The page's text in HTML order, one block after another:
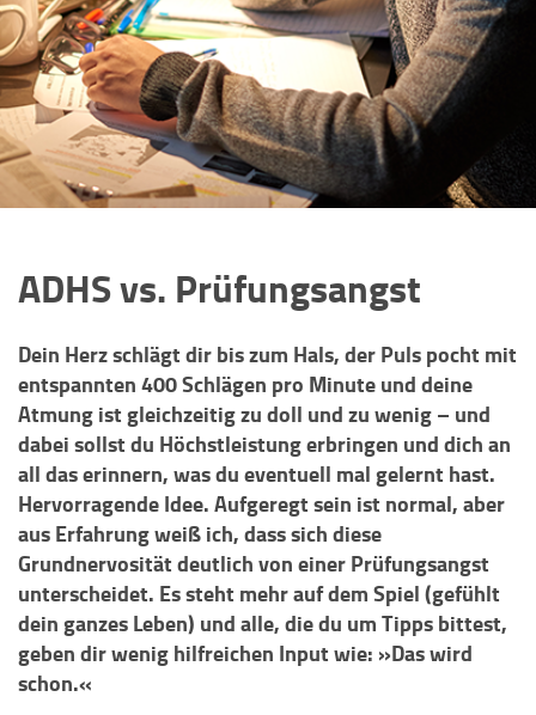
ADHS vs. Prüfungsangst
Dein Herz schlägt dir bis zum Hals, der Puls pocht mit
entspannten 400 Schlägen pro Minute und deine
Atmung ist gleichzeitig zu doll und zu wenig – und
dabei sollst du Höchstleistung erbringen und dich an
all das erinnern, was du eventuell mal gelernt hast.
Hervorragende Idee. Aufgeregt sein ist normal, aber
aus Erfahrung weiß ich, dass sich diese
Grundnervosität deutlich von einer Prüfungsangst
unterscheidet. Es steht mehr auf dem Spiel (gefühlt
dein ganzes Leben) und alle, die du um Tipps bittest,
geben dir wenig hilfreichen Input wie: »Das wird
schon.«